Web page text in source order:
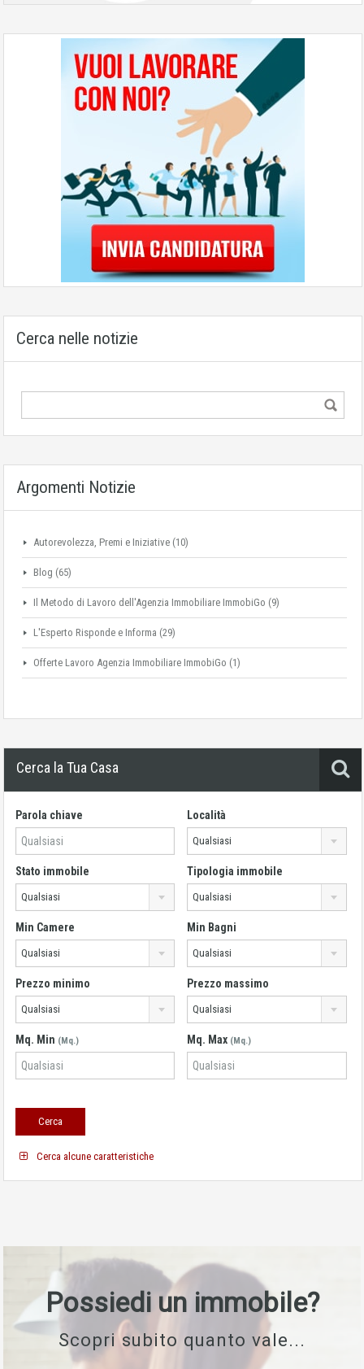
Cerca nelle notizie
Argomenti Notizie
Autorevolezza, Premi e Iniziative (10)
Blog (65)
Il Metodo di Lavoro dell'Agenzia Immobiliare ImmobiGo (9)
L'Esperto Risponde e Informa (29)
Offerte Lavoro Agenzia Immobiliare ImmobiGo (1)
Cerca la Tua Casa
Parola chiave Località
Qualsiasi
Stato immobile
Qualsiasi
Tipologia immobile
Qualsiasi
Min Camere
Qualsiasi
Min Bagni
Qualsiasi
Prezzo minimo
Qualsiasi
Prezzo massimo
Qualsiasi
Mq. Min (Mq.) Mq. Max (Mq.)
Cerca alcune caratteristiche
Possiedi un immobile?
Scopri subito quanto vale...